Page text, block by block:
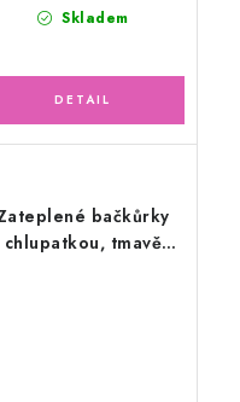
Skladem
bačkůrky
chlupatkou, tmavě